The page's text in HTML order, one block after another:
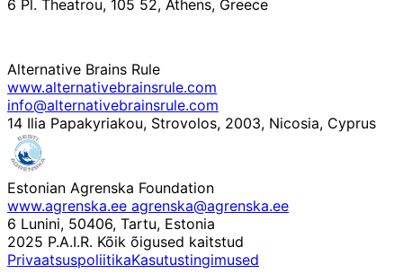
6 Pl. Theatrou, 105 52, Athens, Greece
Alternative Brains Rule
www.alternativebrainsrule.com
info@alternativebrainsrule.com
14 Ilia Papakyriakou, Strovolos, 2003, Nicosia, Cyprus
Estonian Agrenska Foundation
www.agrenska.ee agrenska@agrenska.ee
6 Lunini, 50406, Tartu, Estonia
2025 P.A.I.R. Kõik õigused kaitstud
PrivaatsuspoliitikaKasutustingimused